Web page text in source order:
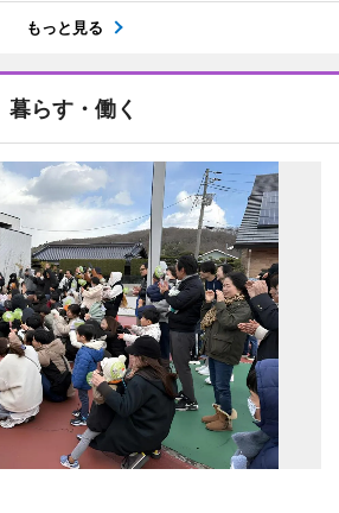
もっと見る
暮らす・働く